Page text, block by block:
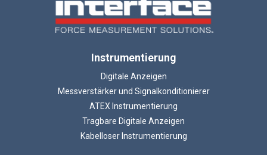
Instrumentierung
Digitale Anzeigen
Messverstärker und Signalkonditionierer
ATEX Instrumentierung
Tragbare Digitale Anzeigen
Kabelloser Instrumentierung